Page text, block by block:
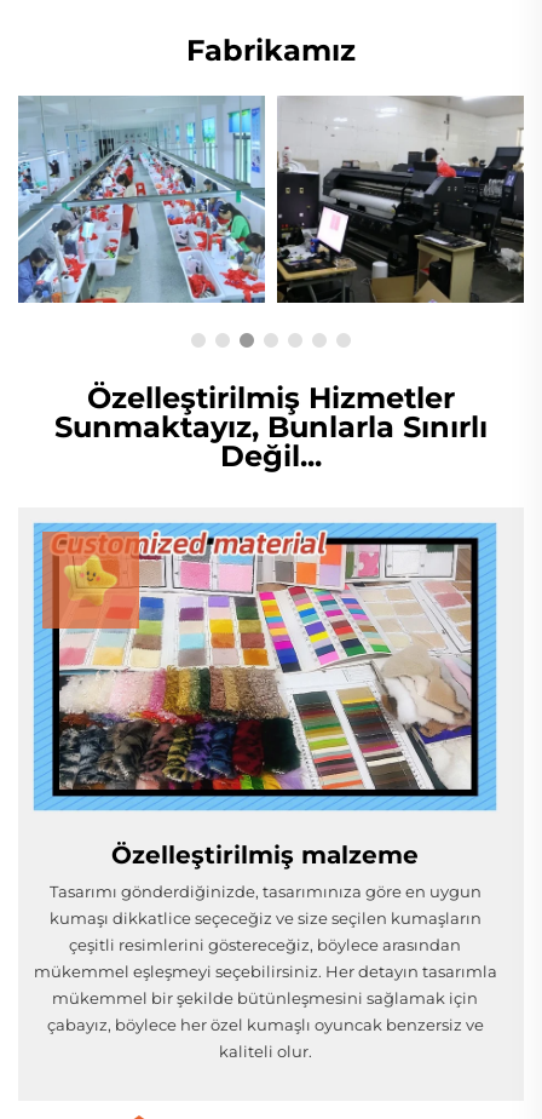
Fabrikamız
Özelleştirilmiş Hizmetler
Sunmaktayız, Bunlarla Sınırlı
Değil...
Özelleştirilmiş malzeme
Tasarımı gönderdiğinizde, tasarımınıza göre en uygun
kumaşı dikkatlice seçeceğiz ve size seçilen kumaşların
çeşitli resimlerini göstereceğiz, böylece arasından
mükemmel eşleşmeyi seçebilirsiniz. Her detayın tasarımla
mükemmel bir şekilde bütünleşmesini sağlamak için
çabayız, böylece her özel kumaşlı oyuncak benzersiz ve
kaliteli olur.